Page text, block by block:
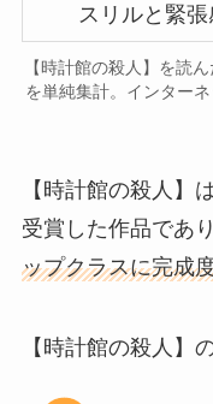
スリルと緊張
【時計館の殺人】を読
を単純集計。インター
【時計館の殺人】
受賞した作品であ
ップクラスに完成
【時計館の殺人】